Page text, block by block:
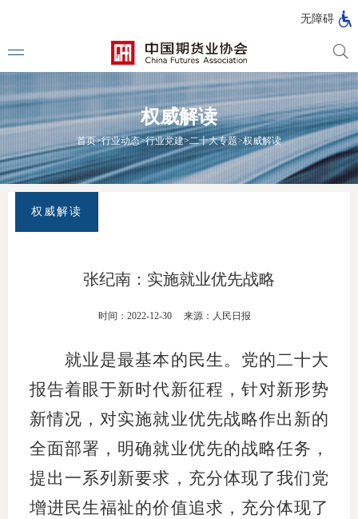
无障碍
法律法
行政法
团体标
会员管
资格管
权威解读
首页>行业动态>行业党建>二十大专题>权威解读
权威解读
张纪南：实施就业优先战略
时间：2022-12-30 来源：人民日报
就业是最基本的民生。党的二十大
报告着眼于新时代新征程，针对新形势
新情况，对实施就业优先战略作出新的
全面部署，明确就业优先的战略任务，
提出一系列新要求，充分体现了我们党
增进民生福祉的价值追求，充分体现了
市
货
司
险
理
司
产
理
司
司
投
受
理